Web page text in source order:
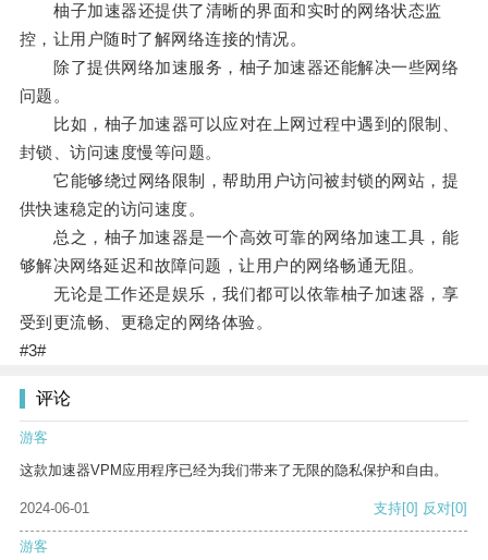
柚子加速器还提供了清晰的界面和实时的网络状态监
控，让用户随时了解网络连接的情况。
除了提供网络加速服务，柚子加速器还能解决一些网络
问题。
比如，柚子加速器可以应对在上网过程中遇到的限制、
封锁、访问速度慢等问题。
它能够绕过网络限制，帮助用户访问被封锁的网站，提
供快速稳定的访问速度。
总之，柚子加速器是一个高效可靠的网络加速工具，能
够解决网络延迟和故障问题，让用户的网络畅通无阻。
无论是工作还是娱乐，我们都可以依靠柚子加速器，享
受到更流畅、更稳定的网络体验。
#3#
评论
游客
这款加速器VPM应用程序已经为我们带来了无限的隐私保护和自由。
2024-06-01 支持[0] 反对[0]
游客